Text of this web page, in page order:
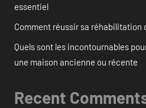
essentiel
Comment réussir sa réhabilitation
Quels sont les incontournables
une maison ancienne ou récente
Recent